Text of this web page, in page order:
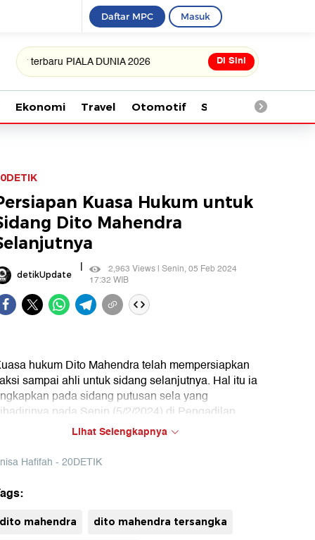
Daftar MPC Masuk
PIALA DUNIA 2026 Di Sini
Ekonomi Travel Otomotif Saintek
Kuasa Hukum untuk
Dito Mahendra
detikUpdate |
2,963 Views | Senin, 05 Feb 2024
17:32 WIB
hukum Dito Mahendra telah mempersiapkan
sampai ahli untuk sidang selanjutnya. Hal itu ia
pada sidang putusan sela yang
pada Senin (5/2/2024) di Pengadilan
Negeri Jakarta Selatan.Lihat Selengkapnya
Hafifah - 20DETIK
dito mahendra dito mahendra tersangka